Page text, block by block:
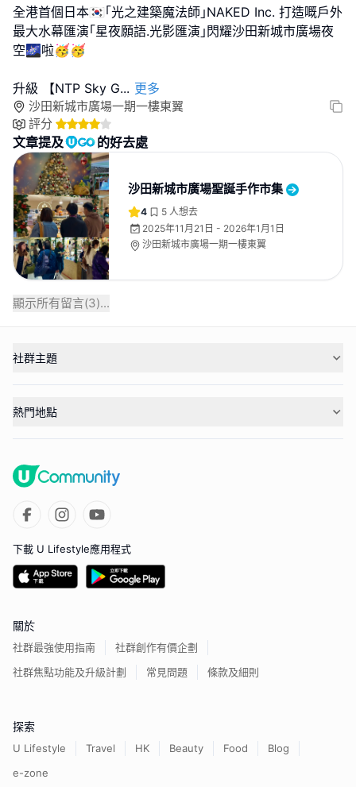
全港首個日本🇰🇷｢光之建築魔法師｣NAKED Inc. 打造嘅戶外
最大水幕匯演｢星夜願語.光影匯演｣閃耀沙田新城市廣場夜
空🌌啦🥳🥳
升級 【NTP Sky G... 更多
沙田新城市廣場一期一樓東翼
評分
文章提及 的好去處
沙田新城市廣場聖誕手作市集
4 5 人想去
2025年11月21日 - 2026年1月1日
沙田新城市廣場一期一樓東翼
顯示所有留言(3)...
社群主題
熱門地點
下載 U Lifestyle應用程式
關於
社群最強使用指南
社群創作有價企劃
社群焦點功能及升級計劃
常見問題 條款及細則
探索
U Lifestyle Travel HK Beauty Food
Blog
e-zone